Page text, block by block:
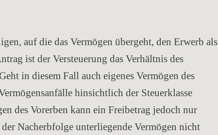
auf die das Vermögen übergeht, den Erwerb als
ist der Versteuerung das Verhältnis des
in diesem Fall auch eigenes Vermögen des
hinsichtlich der Steuerklasse
des Vorerben kann ein Freibetrag jedoch nur
Nacherbfolge unterliegende Vermögen nicht